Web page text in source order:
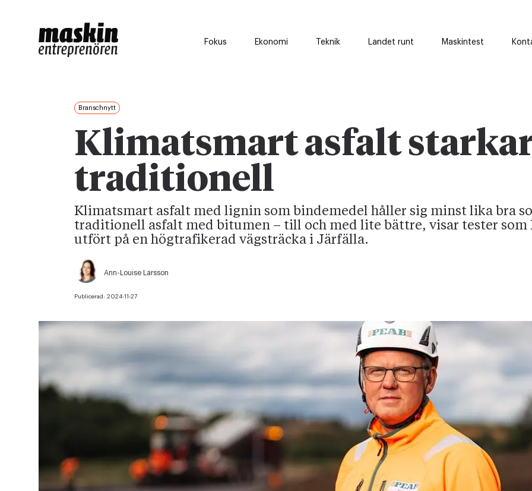
Fokus Ekonomi Teknik Landet runt Maskintest
Branschnytt
Klimatsmart asfalt
traditionell
Klimatsmart asfalt med lignin som bindemedel håller sig minst lika bra
traditionell asfalt med bitumen – till och med lite bättre, visar tester som
utfört på en högtrafikerad vägsträcka i Järfälla.
Ann-Louise Larsson
Publicerad: 2024-11-27